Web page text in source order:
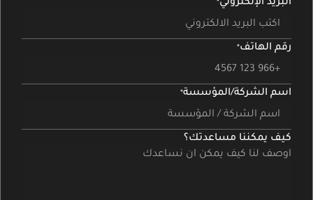
البريد الإلكتروني
رقم الهاتف
اسم الشركة/المؤسسة
كيف يمكننا مساعدتك؟